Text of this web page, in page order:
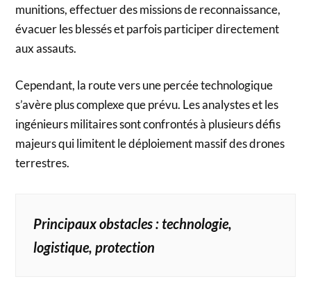
munitions, effectuer des missions de reconnaissance,
évacuer les blessés et parfois participer directement
aux assauts.
Cependant, la route vers une percée technologique
s’avère plus complexe que prévu. Les analystes et les
ingénieurs militaires sont confrontés à plusieurs défis
majeurs qui limitent le déploiement massif des drones
terrestres.
Principaux obstacles : technologie,
logistique, protection